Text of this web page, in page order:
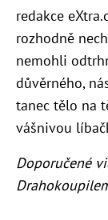
redakce
rozhodně
nemohli
důvěrného,
tanec tělo na
vášnivou
Doporučené